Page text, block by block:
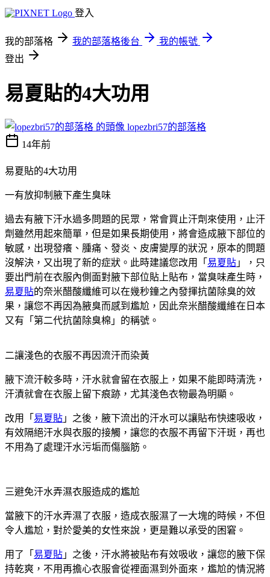
登入
我的部落格 我的部落格後台
我的帳號
登出
易夏貼的4大功用
lopezbri57的部落格
14年前
易夏貼的4大功用
一有放抑制腋下產生臭味
過去有腋下汗水過多問題的民眾，常會買止汗劑來使用，止汗
劑雖然用起來簡單，但是如果長期使用，將會造成腋下部位的
敏感，出現發癢、腫痛、發炎、皮膚變厚的狀況，原本的問題
沒解決，又出現了新的症狀。此時建議您改用「 易夏貼 」，只
要出門前在衣服內側面對腋下部位貼上貼布，當臭味產生時，
易夏貼的奈米醋酸纖維可以在幾秒鐘之內發揮抗菌除臭的效
果，讓您不再因為腋臭而感到尷尬，因此奈米醋酸纖維在日本
又有「第二代抗菌除臭棉」的稱號。
二讓淺色的衣服不再因流汗而染黃
腋下流汗較多時，汗水就會留在衣服上，如果不能即時清洗，
汗漬就會在衣服上留下痕跡，尤其淺色衣物最為明顯。
改用「 易夏貼 」之後，腋下流出的汗水可以讓貼布快速吸收，
有效隔絕汗水與衣服的接觸，讓您的衣服不再留下汗斑，再也
不用為了處理汗水污垢而傷腦筋。
三避免汗水弄濕衣服造成的尷尬
當腋下的汗水弄濕了衣服，造成衣服濕了一大塊的時候，不但
令人尷尬，對於愛美的女性來說，更是難以承受的困窘。
用了「 易夏貼 」之後，汗水將被貼布有效吸收，讓您的腋下保
持乾爽，不用再擔心衣服會從裡面濕到外面來，尷尬的情況將